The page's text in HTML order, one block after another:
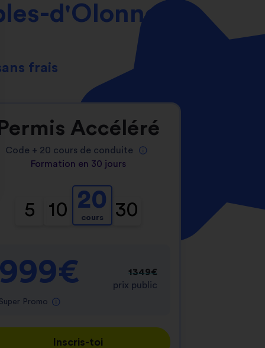
vos Options
vos paramètres de confidentialité, en
d'Olonne
frais
Permis Accéléré
Code + 20 cours de conduite
Formation en 30 jours
5 10 20
cours 30
999€
Super Promo
1349€
prix public
Inscris-toi